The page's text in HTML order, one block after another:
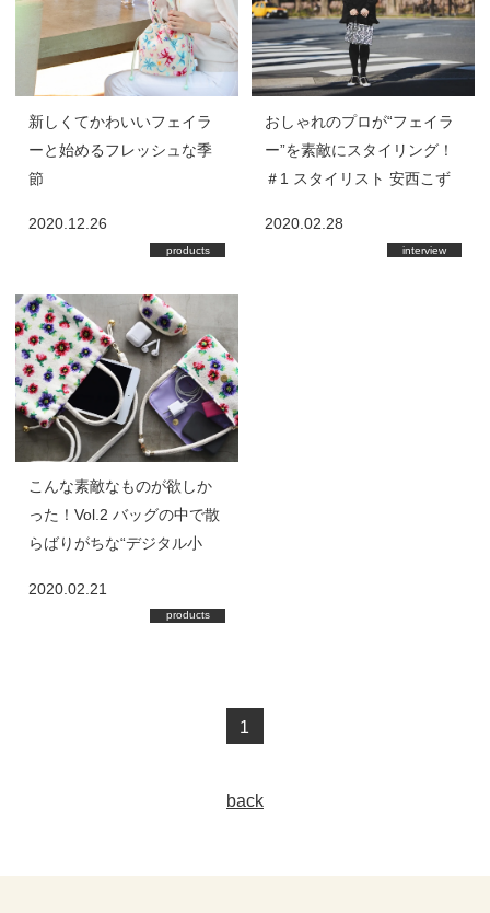
新しくてかわいいフェイラ
ーと始めるフレッシュな季
節
2020.12.26
products
おしゃれのプロが“フェイラ
ー”を素敵にスタイリング！
＃1 スタイリスト 安西こず
2020.02.28
interview
こんな素敵なものが欲しか
った！Vol.2 バッグの中で散
らばりがちな“デジタル小
美しく整理整頓！
2020.02.21
products
1
back